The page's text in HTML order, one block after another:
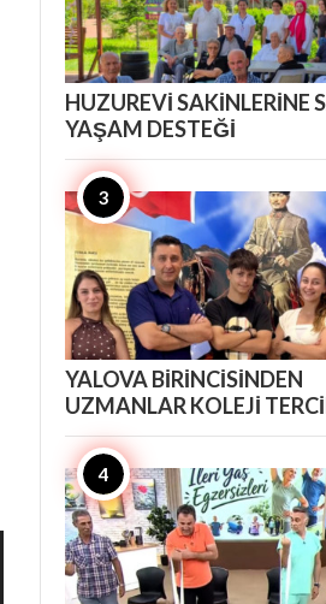
HUZUREVİ SAKİNLERİNE
YAŞAM DESTEĞİ
YALOVA BİRİNCİSİNDEN
UZMANLAR KOLEJİ